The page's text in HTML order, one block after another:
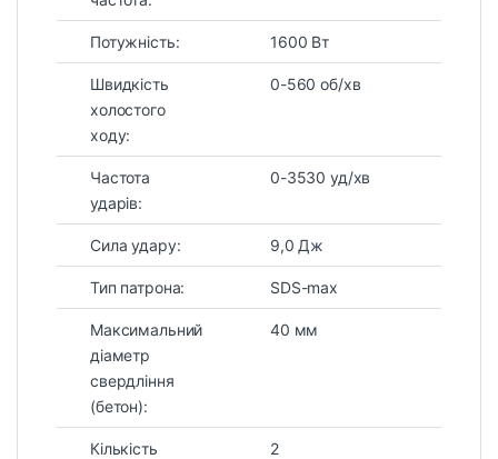
Потужність: 1600 Вт
Швидкість
холостого
ходу:
0-560 об/хв
Частота
ударів:
0-3530 уд/хв
Сила удару: 9,0 Дж
Тип патрона: SDS-max
Максимальний
діаметр
свердління
(бетон):
40 мм
Кількість
2